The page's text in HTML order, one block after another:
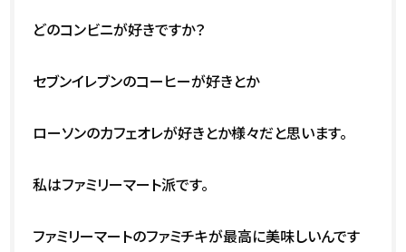
どのコンビニが好きですか？
セブンイレブンのコーヒーが好きとか
ローソンのカフェオレが好きとか様々だと思います。
私はファミリーマート派です。
ファミリーマートのファミチキが最高に美味しいんです